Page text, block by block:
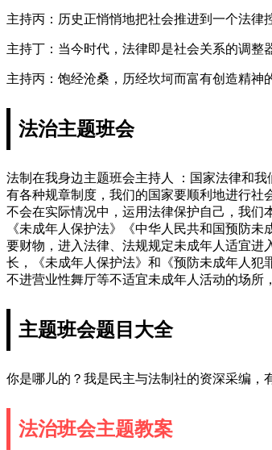
主持丙：历史正悄悄地把社会推进到一个法
主持丁：当今时代，法律即是社会关系的调整
主持丙：饱经沧桑，历经坎坷而富有创造精神
法治主题班会
法制在我身边主题班会主持人 ：国家法律和
有各种规章制度，我们的国家要顺利地进行
不会在实际情况中，运用法律保护自己，我们
《未成年人保护法》《中华人民共和国预防
要财物，进入法律、法规规定未成年人适宜
长，《未成年人保护法》和《预防未成年人犯
不进营业性舞厅等不适宜未成年人活动的场所
主题班会题目大全
你是哪儿的？我是民主与法制社的资深采编，
法治班会主题教案